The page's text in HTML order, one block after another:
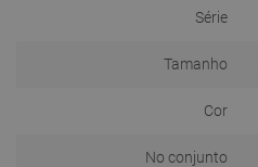
Série
Tamanho
Cor
No conjunto